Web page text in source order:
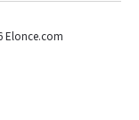
Elonce.com